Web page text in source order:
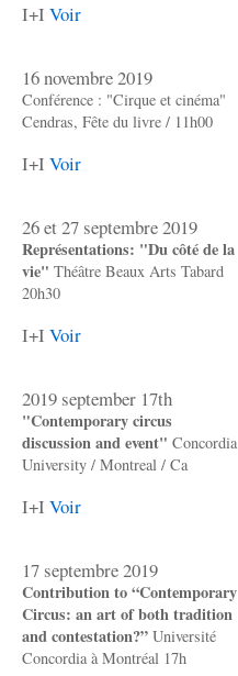
I+I Voir
16 novembre 2019
Conférence : "Cirque et cinéma"
Cendras, Fête du livre / 11h00
I+I Voir
26 et 27 septembre 2019
Représentations: "Du côté de la
vie" Théâtre Beaux Arts Tabard
20h30
I+I Voir
2019 september 17th
"Contemporary circus
discussion and event" Concordia
University / Montreal / Ca
I+I Voir
17 septembre 2019
Contribution to “Contemporary
Circus: an art of both tradition
and contestation?” Université
Concordia à Montréal 17h